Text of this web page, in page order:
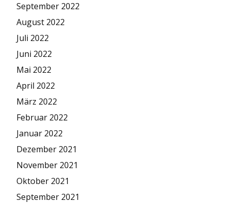
September 2022
August 2022
Juli 2022
Juni 2022
Mai 2022
April 2022
März 2022
Februar 2022
Januar 2022
Dezember 2021
November 2021
Oktober 2021
September 2021